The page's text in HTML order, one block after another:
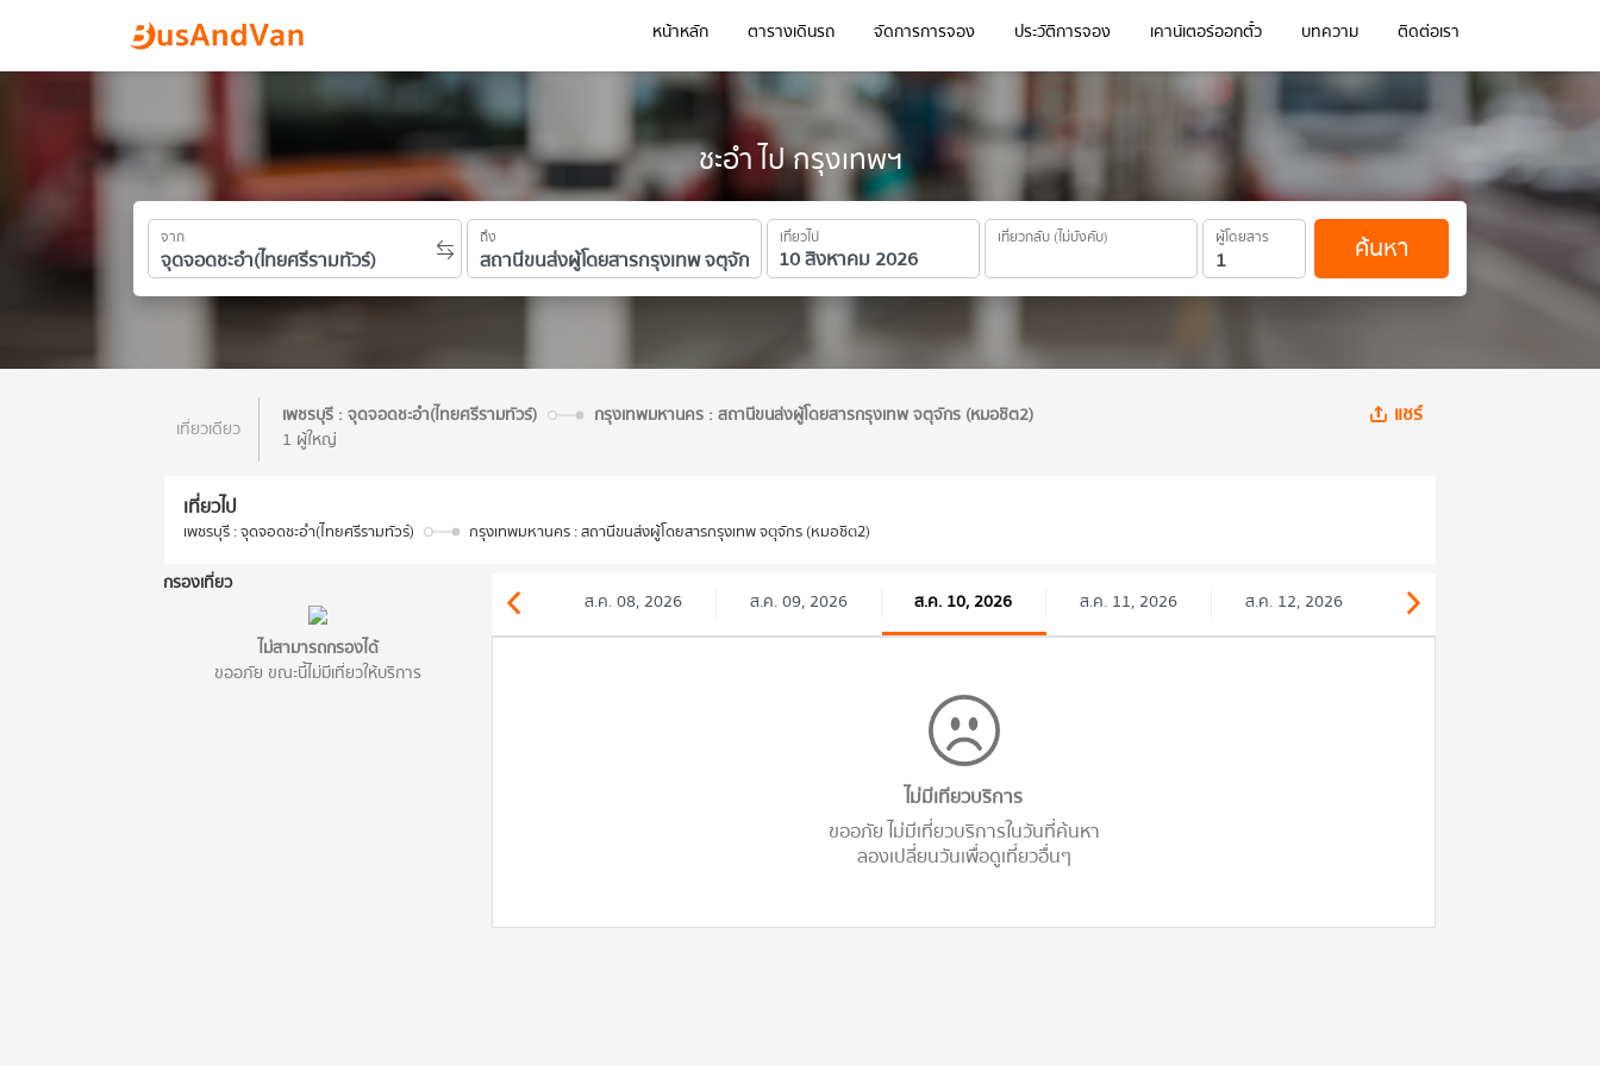
ชะอำ ไป กรุงเทพฯ
จาก ถึง เที่ยวไป เที่ยวกลับ (ไม่บังคับ) ผู้โดยสาร ค้นหา
หน้าหลัก ตารางเดินรถ จัดการการจอง ประวัติการจอง เคาน์เตอร์ออกตั๋ว บทความ ติดต่อเรา
เที่ยวเดียว
เพชรบุรี : จุดจอดชะอำ(ไทยศรีรามทัวร์)
กรุงเทพมหานคร : สถานีขนส่งผู้โดยสารกรุงเทพ จตุจักร (หมอชิต2)
1 ผู้ใหญ่
แชร์
เที่ยวไป
เพชรบุรี : จุดจอดชะอำ(ไทยศรีรามทัวร์) กรุงเทพมหานคร : สถานีขนส่งผู้โดยสารกรุงเทพ จตุจักร (หมอชิต2)
กรองเที่ยว
ไม่สามารถกรองได้
ขออภัย ขณะนี้ไม่มีเที่ยวให้บริการ
ส.ค. 08, 2026 ส.ค. 09, 2026 ส.ค. 10, 2026 ส.ค. 11, 2026 ส.ค. 12, 2026
ไม่มีเทียวบริการ
ขออภัย ไม่มีเที่ยวบริการในวันที่ค้นหา
ลองเปลี่ยนวันเพื่อดูเที่ยวอื่นๆ